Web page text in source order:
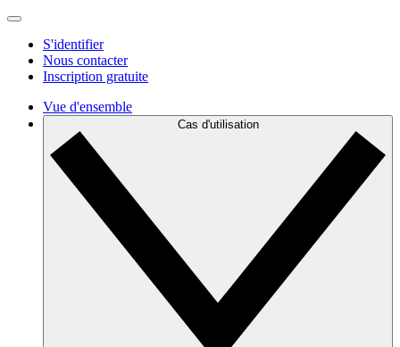
S'identifier
Nous contacter
Inscription gratuite
Vue d'ensemble
Cas d'utilisation